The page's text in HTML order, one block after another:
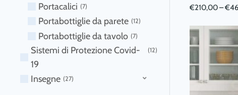
Portacalici 7
Portabottiglie da parete 12
Portabottiglie da tavolo 7
Sistemi di Protezione Covid-
19
12
Insegne 27
€210,00–€
prodotto
ha
varianti.
Le